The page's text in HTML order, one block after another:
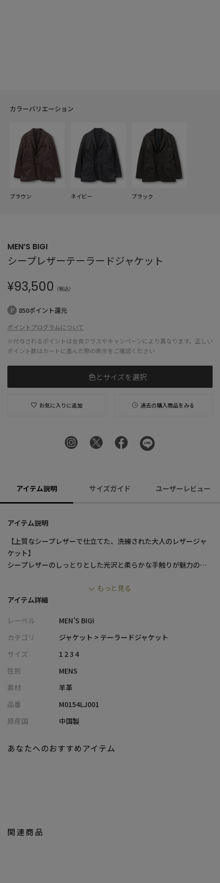
カラーバリエーション
ブラウン ネイビー ブラック
MEN’S BIGI
シープレザーテーラードジャケット
¥93,500 （税込）
850ポイント還元
ポイントプログラムについて
※付与されるポイントは会員クラスやキャンペーンにより異なります。正しい
ポイント数はカートに進んだ際の表示をご確認ください
色とサイズを選択
お気に入りに追加 過去の購入商品をみる
アイテム説明 サイズガイド ユーザーレビュー
アイテム説明
【上質なシープレザーで仕立てた、洗練された大人のレザージャ
ケット】
シープレザーのしっとりとした光沢と柔らかな手触りが魅力のレ
身体のラインを美しく見せる細身のシルエットで洗練された印象
です。
トのディテールで、ドレスライクな雰囲気に仕上げたレザージャ
ケットです。
【デザイン/素材】
しっとりとした光沢と、吸い付くような柔らかな手触りが魅力の
シープレザーを贅沢に使用。
練された印象を与えます。
シープレザーならではの軽やかさと柔軟性により、着込むほどに
ト仕様、袖口のあき見せなど、細部までこだわり、レザージャケッ
もっと見る
アイテム詳細
レーベル
MEN’S BIGI
カテゴリ
ジャケット > テーラードジャケット
サイズ
1 2 3 4
性別
MENS
素材
羊革
品番
M0154LJ001
原産国
中国製
関連商品
あなたへのおすすめアイテム